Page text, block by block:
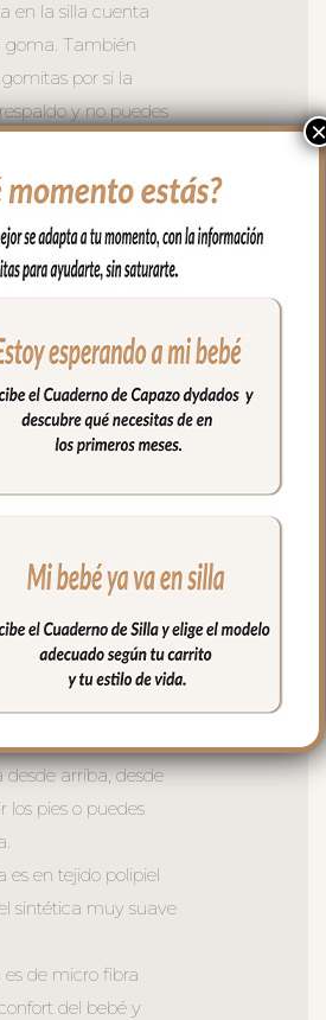
en la silla cuenta
goma. También
por si la
y no puedes
S_PLUS para
quede mejor
unas cintas que
de los arneses en
a la parte
entre ellas.
en el respaldo y
aptas para la salida
de sillas.
de la funda para
una trasera elástica
en la parte de
sujeta a la funda
laterales, siempre a
arriba, desde
los pies o puedes
es en tejido polipiel
sintética muy suave
de micro fibra
del bebé y
×